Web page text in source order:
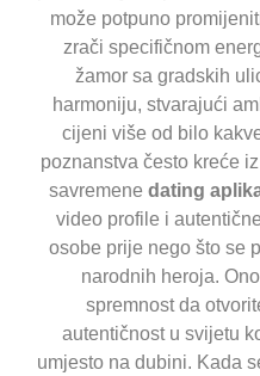
može potpuno
zrači specifičnom
žamor sa gradskih
harmoniju, stvarajući
cijeni više od bilo
poznanstva često kreće
savremene dating
video profile i
osobe prije nego što se
narodnih heroja.
spremnost da
autentičnost u svijetu
umjesto na dubini. Kada